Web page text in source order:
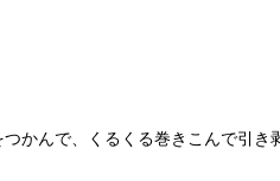
かんで、くるくる巻きこんで引き